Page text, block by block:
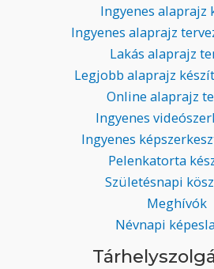
Ingyenes alaprajz
Ingyenes alaprajz
Lakás alaprajz
Legjobb alaprajz
Online alaprajz
Ingyenes
Ingyenes
Pelenkatorta
Születésnapi
Meghívók
Névnapi